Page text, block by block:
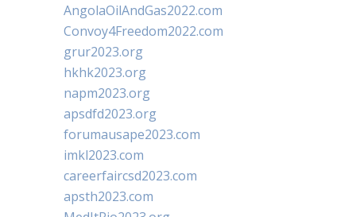
AngolaOilAndGas2022.com
Convoy4Freedom2022.com
grur2023.org
hkhk2023.org
napm2023.org
apsdfd2023.org
forumausape2023.com
imkl2023.com
careerfaircsd2023.com
apsth2023.com